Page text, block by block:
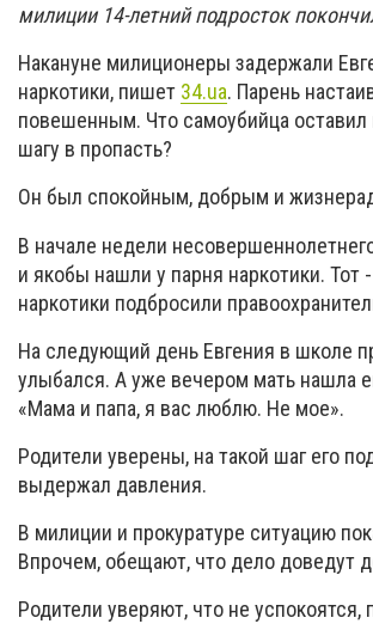
милиции 14-летний подросток
Накануне милиционеры задержали
наркотики, пишет 34.ua. Парень
повешенным. Что самоубийца оставил
шагу в пропасть?
Он был спокойным, добрым и
В начале недели
и якобы нашли у парня наркотики.
наркотики подбросили
На следующий день Евгения в школе
улыбался. А уже вечером мать нашла
«Мама и папа, я вас люблю. Не мое».
Родители уверены, на такой шаг его
выдержал давления.
В милиции и прокуратуре ситуацию
Впрочем, обещают, что дело доведут
Родители уверяют, что не